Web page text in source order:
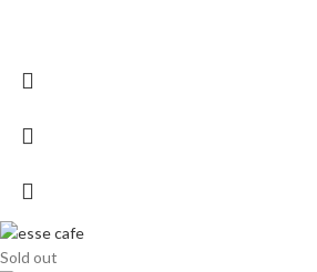
Sold out